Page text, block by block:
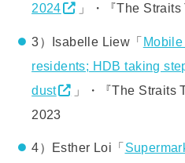
2024
」・『The
3）Isabelle Liew「
residents; HDB taking
dust
」・『The Straits
2023
4）Esther Loi「